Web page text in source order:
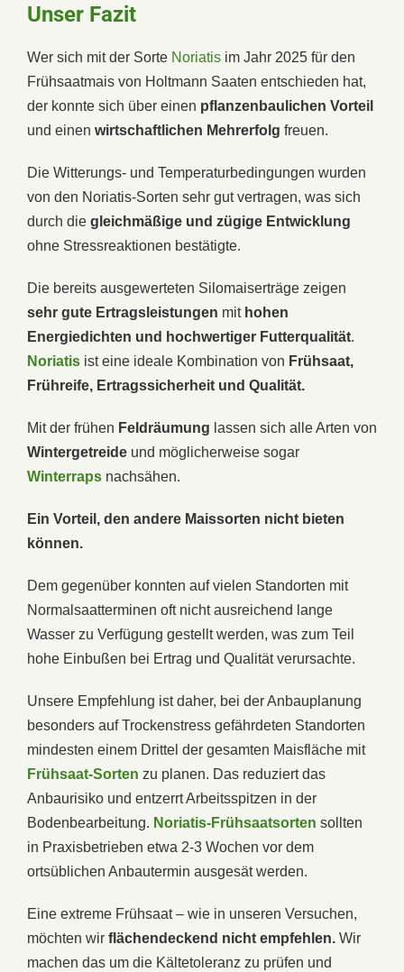
Unser Fazit
Wer sich mit der Sorte Noriatis im Jahr 2025 für den
Frühsaatmais von Holtmann Saaten entschieden hat,
der konnte sich über einen pflanzenbaulichen Vorteil
und einen wirtschaftlichen Mehrerfolg freuen.
Die Witterungs- und Temperaturbedingungen wurden
von den Noriatis-Sorten sehr gut vertragen, was sich
durch die gleichmäßige und zügige Entwicklung
ohne Stressreaktionen bestätigte.
Die bereits ausgewerteten Silomaiserträge zeigen
sehr gute Ertragsleistungen mit hohen
Energiedichten und hochwertiger Futterqualität.
Noriatis ist eine ideale Kombination von Frühsaat,
Frühreife, Ertragssicherheit und Qualität.
Mit der frühen Feldräumung lassen sich alle Arten von
Wintergetreide und möglicherweise sogar
Winterraps nachsähen.
Ein Vorteil, den andere Maissorten nicht bieten
können.
Dem gegenüber konnten auf vielen Standorten mit
Normalsaatterminen oft nicht ausreichend lange
Wasser zu Verfügung gestellt werden, was zum Teil
hohe Einbußen bei Ertrag und Qualität verursachte.
Unsere Empfehlung ist daher, bei der Anbauplanung
besonders auf Trockenstress gefährdeten Standorten
mindesten einem Drittel der gesamten Maisfläche mit
Frühsaat-Sorten zu planen. Das reduziert das
Anbaurisiko und entzerrt Arbeitsspitzen in der
Bodenbearbeitung. Noriatis-Frühsaatsorten sollten
in Praxisbetrieben etwa 2-3 Wochen vor dem
ortsüblichen Anbautermin ausgesät werden.
Eine extreme Frühsaat – wie in unseren Versuchen,
möchten wir flächendeckend nicht empfehlen. Wir
machen das um die Kältetoleranz zu prüfen und